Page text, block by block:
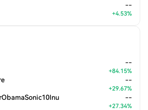
--
+4.53%
--
+84.15%
--
+29.67%
--
+27.34%